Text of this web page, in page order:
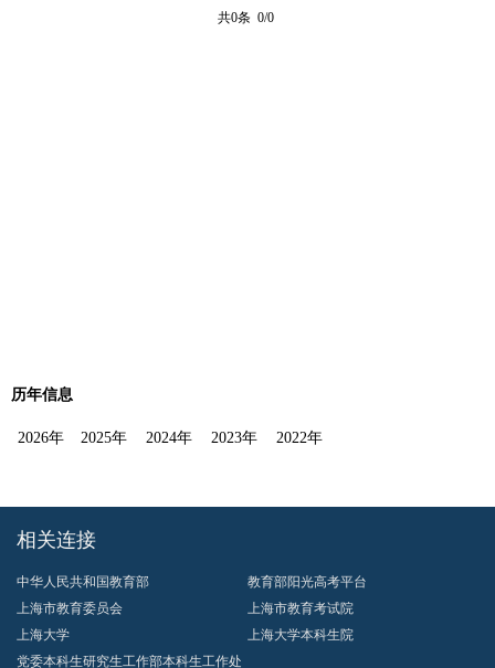
共0条 0/0
历年信息
2026年 2025年 2024年 2023年 2022年
相关连接
中华人民共和国教育部
教育部阳光高考平台
上海市教育委员会
上海市教育考试院
上海大学
上海大学本科生院
党委本科生研究生工作部本科生工作处